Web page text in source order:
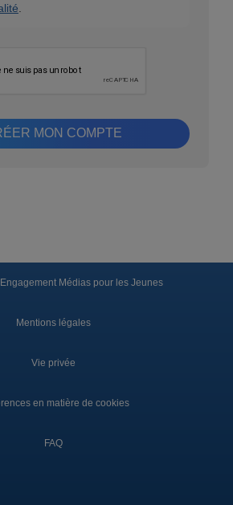
MON COMPTE
Médias pour les Jeunes
Mentions légales
Vie privée
en matière de cookies
FAQ